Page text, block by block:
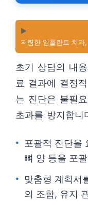
▶️
저렴한 임플란트 치
초기 상담의 내
료 결과에 결정
는 진단은 불필
초과를 방지합니
포괄적 진단을
뼈 양 등을 포
맞춤형 계획서
의 조합, 유지